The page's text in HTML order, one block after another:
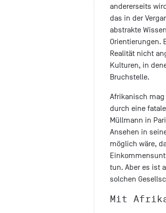
andererseits
das in der
abstrakte
Orientierungen.
Realität nicht
Kulturen, in
Bruchstelle.
Afrikanisch
durch eine
Müllmann in
Ansehen in
möglich wäre,
tun. Aber es ist
solchen
Mit